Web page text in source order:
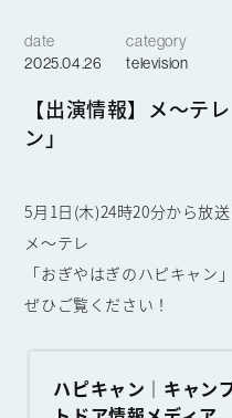
date
2025.04.26
category
television
【出演情報】メ〜テ
ン」
5月1日(木)24時20分から放送
メ〜テレ
「おぎやはぎのハピキャン」
ぜひご覧ください！
ハピキャン｜キャン